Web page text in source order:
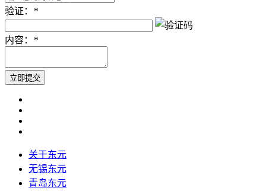
验证： *
内容： *
关于东元
无锡东元
青岛东元